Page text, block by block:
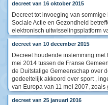
decreet van 16 oktober 2015
Decreet tot invoeging van
Sociale Actie en Gezondheid
elektronisch uitwisselingsplatform
decreet van 10 december 2015
Decreet houdende instemming
mei 2014 tussen de Franse
de Duitstalige Gemeenschap over
gedeeltelijk akkoord over sport ,
van Europa van 11 mei 2007,
decreet van 25 januari 2016